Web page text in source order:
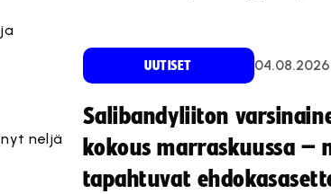
ja
neljä
UUTISET 04.08.2026
Salibandyliiton
kokous marraskuussa –
tapahtuvat